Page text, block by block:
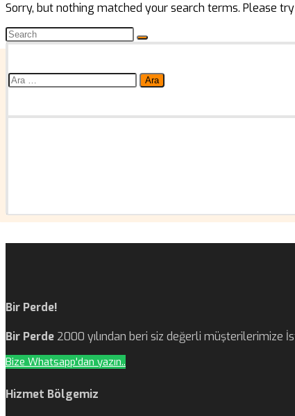
Sorry, but nothing matched your search terms. Please
Arama:
Bir Perde!
Bir Perde 2000 yılından beri siz değerli müşterilerimize
Bize Whatsapp'dan yazın..
Hizmet Bölgemiz